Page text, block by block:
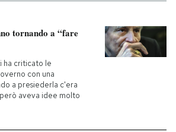
tornando a “fare
ha criticato le
con una
a presiederla c'era
aveva idee molto